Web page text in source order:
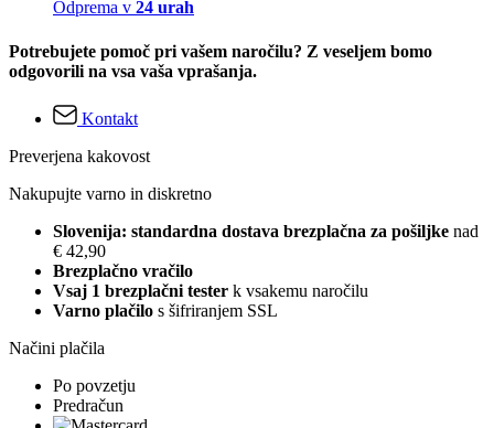
Odprema v 24 urah
Potrebujete pomoč pri vašem naročilu? Z veseljem bomo
odgovorili na vsa vaša vprašanja.
Kontakt
Preverjena kakovost
Nakupujte varno in diskretno
Slovenija: standardna dostava brezplačna za pošiljke nad
€ 42,90
Brezplačno vračilo
Vsaj 1 brezplačni tester k vsakemu naročilu
Varno plačilo s šifriranjem SSL
Načini plačila
Po povzetju
Predračun